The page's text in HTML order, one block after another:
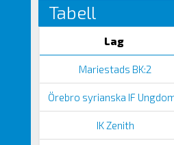
Tabell
Lag
Mariestads BK:2
Örebro syrianska IF
IK Zenith